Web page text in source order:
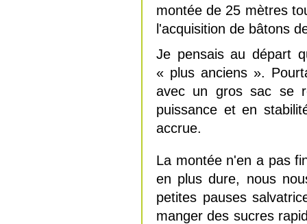
montée de 25 mètres
l'acquisition de bâtons
Je pensais au départ
« plus anciens ».
avec un gros sac se
puissance et en
accrue.
La montée n'en a pas
en plus dure, nous
petites pauses
manger des sucres